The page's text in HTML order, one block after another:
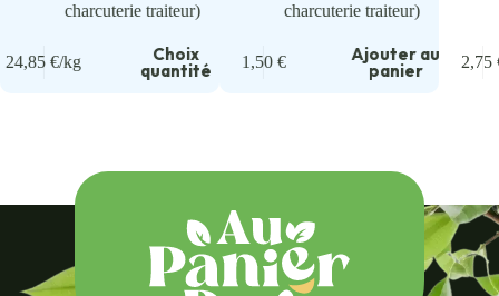
charcuterie traiteur)
24,85€/kg Choix
quantité
charcuterie traiteur)
1,50 € Ajouter au
panier 2,75